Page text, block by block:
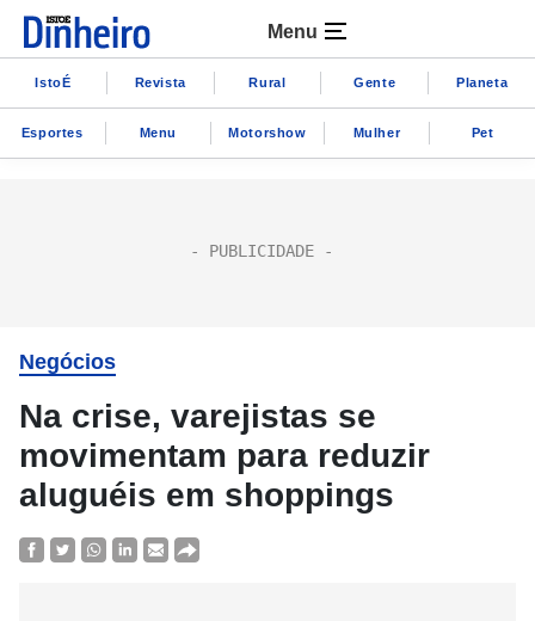
Menu
IstoÉ Revista Rural Gente Planeta
Esportes Menu Motorshow Mulher Pet
Negócios
Na crise, varejistas se
movimentam para reduzir
aluguéis em shoppings